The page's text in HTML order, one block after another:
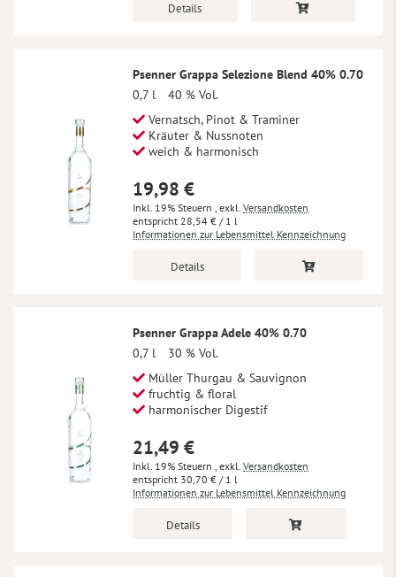
Details
Psenner Grappa Selezione Blend 40% 0.70
0,7 l
40 % Vol.
Vernatsch, Pinot & Traminer
Kräuter & Nussnoten
weich & harmonisch
19,98 €
Inkl. 19% Steuern , exkl. Versandkosten
28,54 € / 1 l
Informationen zur Lebensmittel Kennzeichnung
Details
Psenner Grappa Adele 40% 0.70
0,7 l
30 % Vol.
Müller Thurgau & Sauvignon
fruchtig & floral
harmonischer Digestif
21,49 €
Inkl. 19% Steuern , exkl. Versandkosten
30,70 € / 1 l
Informationen zur Lebensmittel Kennzeichnung
Details